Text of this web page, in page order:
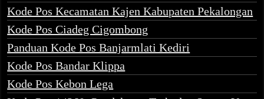
Kode Pos Kecamatan Kajen Kabupaten Pekalongan
Kode Pos Ciadeg Cigombong
Panduan Kode Pos Banjarmlati Kediri
Kode Pos Bandar Klippa
Kode Pos Kebon Lega